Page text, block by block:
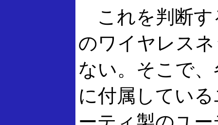
これを判断す
のワイヤレス
ない。そこで
に付属してい